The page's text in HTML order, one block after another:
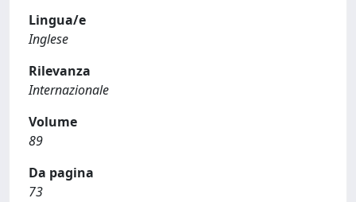
Lingua/e
Inglese
Rilevanza
Internazionale
Volume
89
Da pagina
73